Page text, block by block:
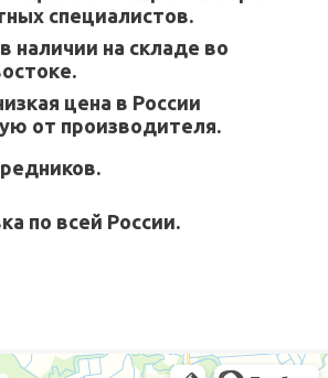
специалистов.
наличии на складе во
цена в России
от производителя.
по всей России.